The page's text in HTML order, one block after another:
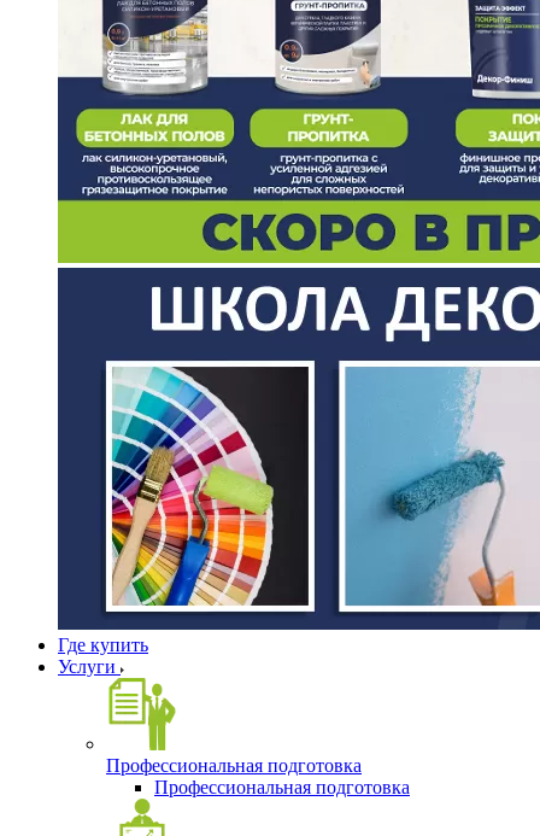
Где купить
Услуги
Профессиональная подготовка
Профессиональная подготовка